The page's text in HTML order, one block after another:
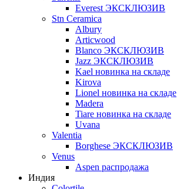
Everest ЭКСКЛЮЗИВ
Stn Ceramica
Albury
Articwood
Blanco ЭКСКЛЮЗИВ
Jazz ЭКСКЛЮЗИВ
Kael новинка на складе
Kirova
Lionel новинка на складе
Madera
Tiare новинка на складе
Uvana
Valentia
Borghese ЭКСКЛЮЗИВ
Venus
Aspen распродажа
Индия